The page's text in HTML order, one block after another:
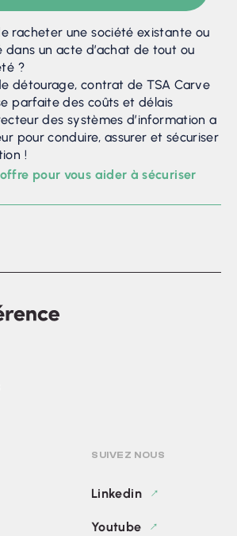
racheter une société existante ou
un acte d’achat de tout ou
?
détourage, contrat de TSA Carve
parfaite des coûts et délais
des systèmes d’information a
pour conduire, assurer et sécuriser
!
pour vous aider à sécuriser
SUIVEZ NOUS
Linkedin
Youtube